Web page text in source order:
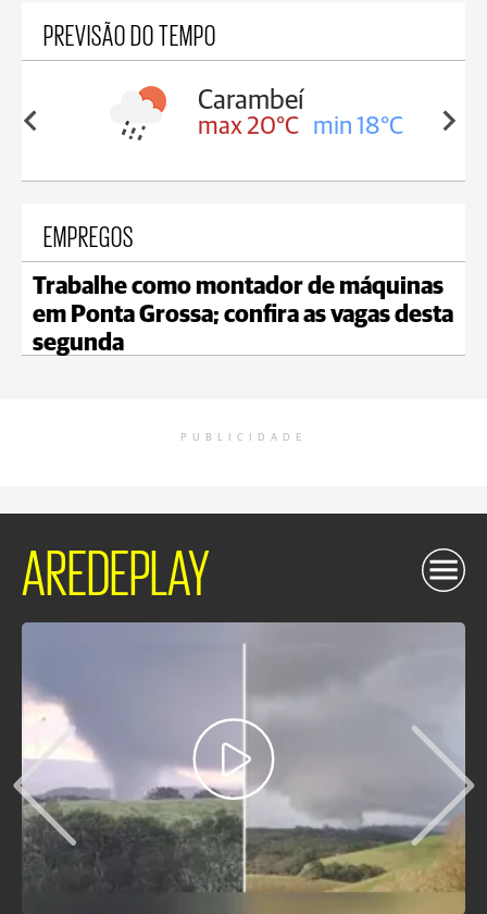
PREVISÃO DO TEMPO
18°C
Carambeí
max 20°C min 18°C
EMPREGOS
Trabalhe como montador de máquinas
em Ponta Grossa; confira as vagas desta
segunda
PUBLICIDADE
AREDEPLAY